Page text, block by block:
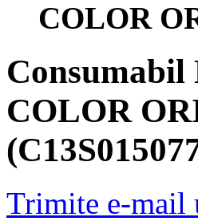
COLOR
COLOR
Trimite e-mail